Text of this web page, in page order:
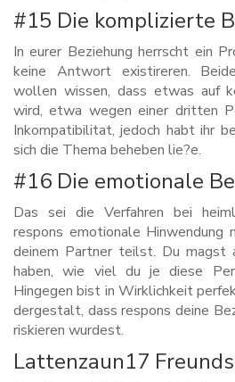
#15 Die komplizierte
In eurer Beziehung herrscht ein
keine Antwort existireren.
wollen wissen, dass etwas auf
wird, etwa wegen einer dritten
Inkompatibilitat, jedoch habt ihr
sich die Thema beheben lie?e.
#16 Die emotionale
Das sei die Verfahren bei
respons emotionale Hinwendung
deinem Partner teilst. Du magst
haben, wie viel du je diese
Hingegen bist in Wirklichkeit
dergestalt, dass respons deine
riskieren wurdest.
Lattenzaun17